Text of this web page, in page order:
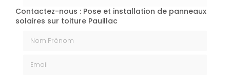
Contactez-nous : Pose et installation de panneaux
solaires sur toiture Pauillac